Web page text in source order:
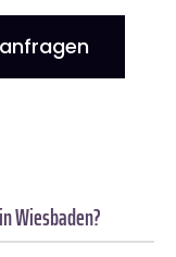
Wiesbaden?